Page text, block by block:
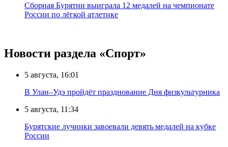
Сборная Бурятии выиграла 12 медалей на чемпионате
России по лёгкой атлетике
Новости раздела «Cпорт»
5 августа, 16:01
В Улан–Удэ пройдёт празднование Дня физкультурника
5 августа, 11:34
Бурятские лучники завоевали девять медалей на кубке
России